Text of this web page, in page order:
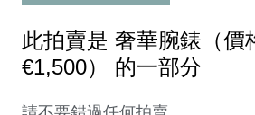
此拍賣是 奢華腕錶（價
€1,500） 的一部分